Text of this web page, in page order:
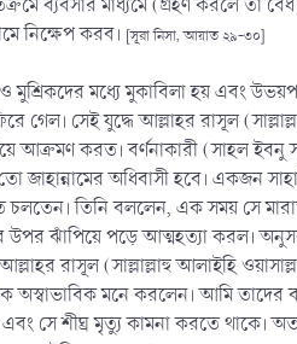
নিক্ষেপ করব। [সূরা নিসা, আয়াত ২৯-৩০]
মুশ্রিকদের মধ্যে মুকাবিলা হয় এবং
গেল। সেই যুদ্ধে আল্লাহর রাসূল
আক্রমণ করত। বর্ণনাকারী (সাহল
জাহান্নামের অধিবাসী হবে। একজন
চলতেন। তিনি বললেন, এক সময় সে
ঝাঁপিয়ে পড়ে আত্মহত্যা করল।
রাসূল (সাল্লাল্লাহু আলাইহি
অস্বাভাবিক মনে করলেন। আমি
সে শীঘ্র মৃত্যু কামনা করতে থাকে।